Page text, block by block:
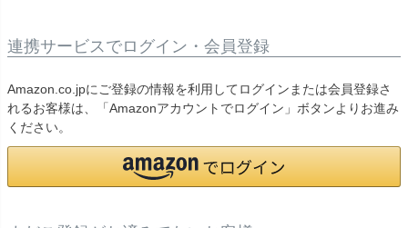
連携サービスでログイン・会員登録
Amazon.co.jpにご登録の情報を利用してログインまたは会員登録さ
れるお客様は、「Amazonアカウントでログイン」ボタンよりお進み
ください。